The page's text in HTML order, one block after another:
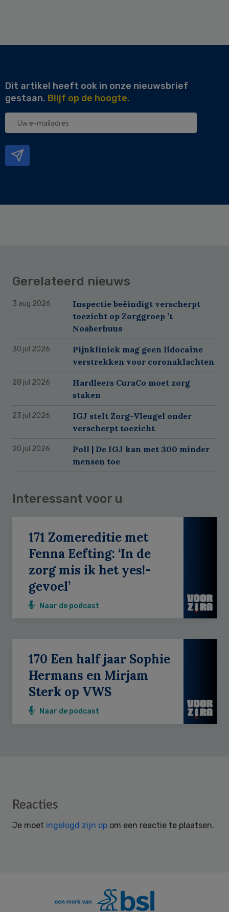
Dit artikel heeft ook in onze nieuwsbrief
gestaan. Blijf op de hoogte.
Uw
Gerelateerd nieuws
3 aug 2026
Inspectie beëindigt verscherpt
toezicht op Zorggroep ’t
Noaberhuus
30 jul 2026
Pijnkliniek mag geen lidocaïne
verstrekken voor coronaklachten
28 jul 2026
Hardleers CuraCo moet zorg
staken
23 jul 2026
IGJ stelt Zorg-Vleugel onder
verscherpt toezicht
20 jul 2026
Poll | De IGJ kan met 300 minder
mensen toe
Interessant voor u
171 Zomereditie met
Fenna Eefting: ‘In de
zorg mis ik het yes!-
gevoel’
Naar de podcast
170 Een half jaar Sophie
Hermans en Mirjam
Sterk op VWS
Naar de podcast
Reader
Reacties
Je moet ingelogd zijn op om een reactie te plaatsen.